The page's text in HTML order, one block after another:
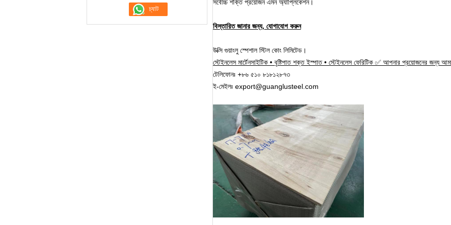
সর্বোচ্চ শক্তি প্রয়োজন এমন অ্যাপ্লিকেশন।
বিস্তারিত জানার জন্য, যোগাযোগ করুন
উক্সি গুয়াংলু স্পেশাল স্টিল কোং লিমিটেড।
স্টেইনলেস মার্টেনসাইটিক • বৃষ্টিপাত শক্ত ইস্পাত • স্টেইনলেস ফেরিটিক ✅ আপনার প্রয়োজনের জন্য
টেলিফোনঃ +৮৬ ৫১০ ৮১৮১২৮৭৩
ই-মেইলঃ export@guanglusteel.com